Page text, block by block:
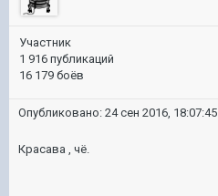
Участник
1 916 публикаций
16 179 боёв
Опубликовано: 24 сен 2016, 18:07:45
Красава , чё.